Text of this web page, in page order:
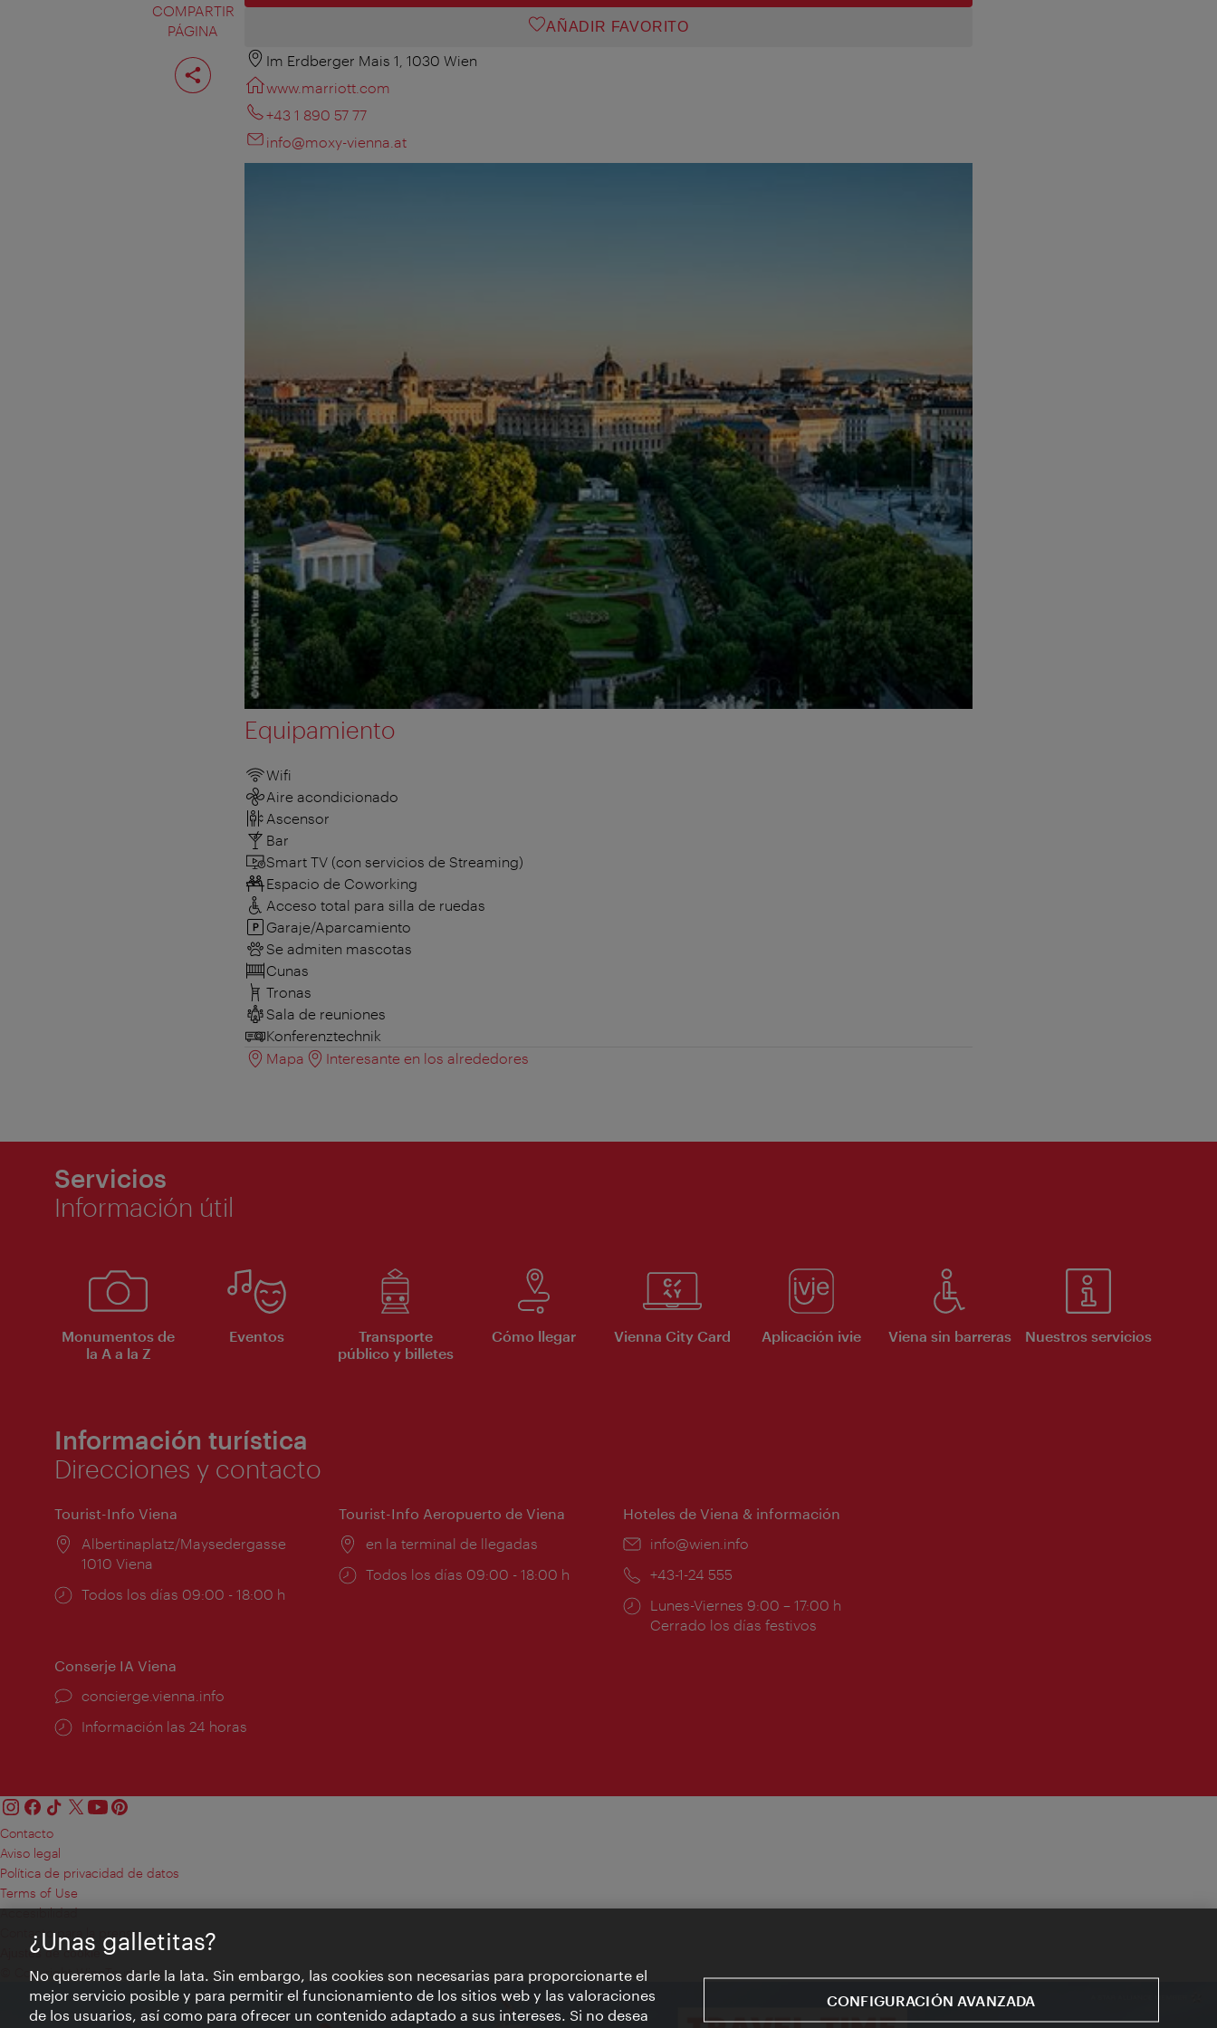
COMPARTIR
PÁGINA
Compartir
página
AÑADIR FAVORITO
Im Erdberger Mais 1, 1030 Wien
www.marriott.com
+43 1 890 57 77
info@moxy-vienna.at
Equipamiento
Wifi
Aire acondicionado
Ascensor
Bar
Smart TV (con servicios de Streaming)
Espacio de Coworking
Acceso total para silla de ruedas
Garaje/Aparcamiento
Se admiten mascotas
Cunas
Tronas
Sala de reuniones
Konferenztechnik
Mapa
Interesante en los alrededores
Servicios
Información útil
Monumentos de
la A a la Z
Eventos
Transporte
público y billetes
Cómo llegar Vienna City Card Aplicación ivie Viena sin barreras Nuestros servicios
Información turística
Direcciones y contacto
Tourist-Info Viena
Lugar:
Albertinaplatz/Maysedergasse
1010 Viena
Horarios
Todos los días 09:00 - 18:00 h
Tourist-Info Aeropuerto de Viena
Lugar:
en la terminal de llegadas
Horarios
Todos los días 09:00 - 18:00 h
Hoteles de Viena & información
e-
info@wien.info
Teléfono:
+43-1-24 555
Horarios
de
Lunes-Viernes 9:00 – 17:00 h
Cerrado los días festivos
Conserje IA Viena
concierge.vienna.info
Información las 24 horas
Contacto
Aviso legal
Política de privacidad de datos
Terms of Use
Accesibilidad
Contacto para la prensa
Ajustes de cookie
© Copyright WienTourismus
¿Unas galletitas?
No queremos darle la lata. Sin embargo, las cookies son necesarias para proporcionarte el
mejor servicio posible y para permitir el funcionamiento de los sitios web y las valoraciones
de los usuarios, así como para ofrecer un contenido adaptado a sus intereses. Si no desea
CONFIGURACIÓN AVANZADA